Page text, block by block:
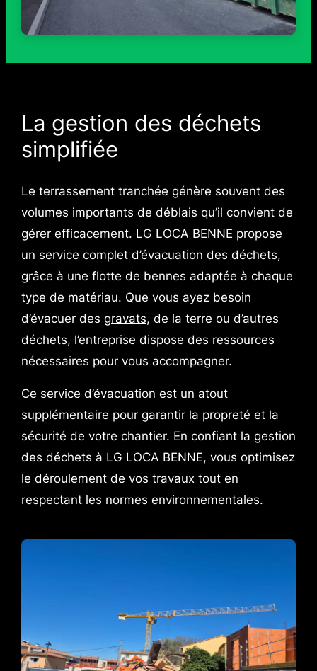
La gestion des déchets
simplifiée
Le terrassement tranchée génère souvent des
volumes importants de déblais qu’il convient de
gérer efficacement. LG LOCA BENNE propose
un service complet d’évacuation des déchets,
grâce à une flotte de bennes adaptée à chaque
type de matériau. Que vous ayez besoin
d’évacuer des gravats, de la terre ou d’autres
déchets, l’entreprise dispose des ressources
nécessaires pour vous accompagner.
Ce service d’évacuation est un atout
supplémentaire pour garantir la propreté et la
sécurité de votre chantier. En confiant la gestion
des déchets à LG LOCA BENNE, vous optimisez
le déroulement de vos travaux tout en
respectant les normes environnementales.